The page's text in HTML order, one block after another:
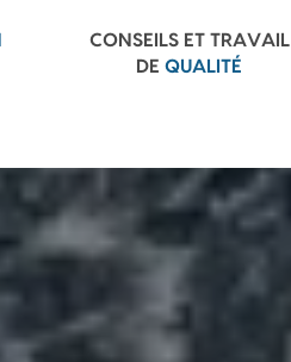
CONSEILS ET TRAVAIL
DEQUALITÉ